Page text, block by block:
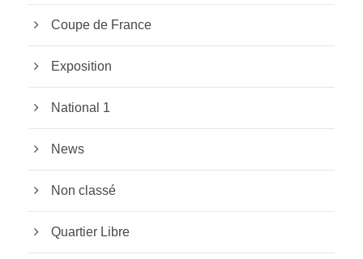
Coupe de France
Exposition
National 1
News
Non classé
Quartier Libre